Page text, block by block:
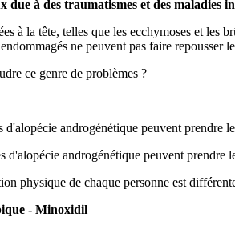
due à des traumatismes et des maladies
à la tête, telles que les ecchymoses et
ne peuvent pas faire repousser
ce genre de problèmes ?
d'alopécie androgénétique peuvent prendre
d'alopécie androgénétique peuvent
physique de chaque personne est
- Minoxidil